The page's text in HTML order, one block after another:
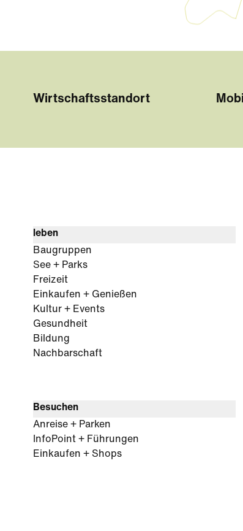
Wirtschaftsstandort
leben
Baugruppen
See + Parks
Freizeit
Einkaufen + Genießen
Kultur + Events
Gesundheit
Bildung
Nachbarschaft
Besuchen
Anreise + Parken
InfoPoint + Führungen
Einkaufen + Shops